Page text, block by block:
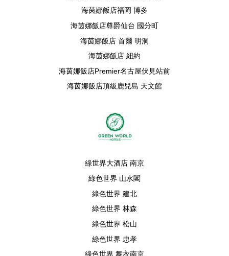
海茵娜飯店福岡 博多
海茵娜飯店尊爵仙台 國分町
海茵娜飯店 首爾 明洞
海茵娜飯店 紐約
海茵娜飯店Premier名古屋伏見站前
海茵娜飯店頂級鹿兒島 天文館
綠世界大酒店 南京
綠色世界 山水閣
綠色世界 建北
綠色世界 林森
綠色世界 松山
綠色世界 忠孝
綠色世界 舞衣南京